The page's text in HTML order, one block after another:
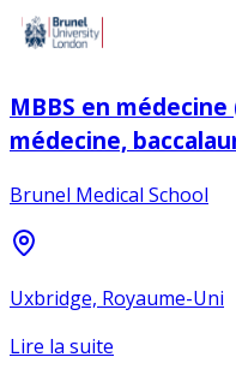
MBBS en
médecine,
Brunel Medical School
Uxbridge, Royaume-Uni
Lire la suite